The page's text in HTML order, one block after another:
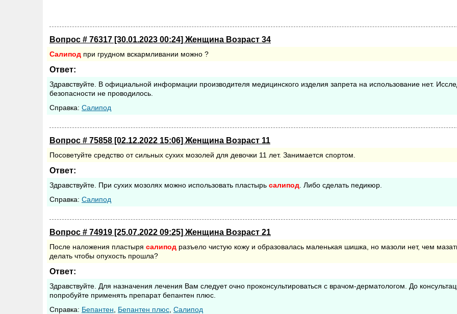
Вопрос # 76317 [30.01.2023 00:24] Женщина Возраст 34
Салипод при грудном вскармливании можно ?
Ответ:
Здравствуйте. В официальной информации производителя медицинского изделия запрета на использование нет.
безопасности не проводилось.
Cправка: Салипод
Вопрос # 75858 [02.12.2022 15:06] Женщина Возраст 11
Посоветуйте средство от сильных сухих мозолей для девочки 11 лет. Занимается спортом.
Ответ:
Здравствуйте. При сухих мозолях можно использовать пластырь салипод . Либо сделать педикюр.
Cправка: Салипод
Вопрос # 74919 [25.07.2022 09:25] Женщина Возраст 21
После наложения пластыря салипод разъело чистую кожу и образовалась маленькая шишка, но мазоли нет, чем
делать чтобы опухость прошла?
Ответ:
Здравствуйте. Для назначения лечения Вам следует очно проконсультироваться с врачом-дерматологом. До
попробуйте применять препарат бепантен плюс.
Cправка: Бепантен Бепантен плюс Салипод